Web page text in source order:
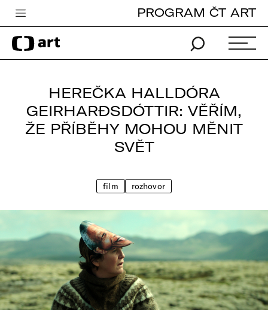
Česká televize
Zpravodajství
iVysílání
TV program
PROGRAM ČT ART
HEREČKA HALLDÓRA
GEIRHARÐSDÓTTIR: VĚŘÍM,
ŽE PŘÍBĚHY MOHOU MĚNIT
SVĚT
film rozhovor